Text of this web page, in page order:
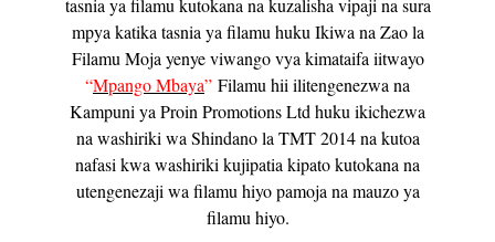
tasnia ya filamu kutokana na kuzalisha vipaji na sura
mpya katika tasnia ya filamu huku Ikiwa na Zao la
Filamu Moja yenye viwango vya kimataifa iitwayo
“Mpango Mbaya” Filamu hii ilitengenezwa na
Kampuni ya Proin Promotions Ltd huku ikichezwa
na washiriki wa Shindano la TMT 2014 na kutoa
nafasi kwa washiriki kujipatia kipato kutokana na
utengenezaji wa filamu hiyo pamoja na mauzo ya
filamu hiyo.